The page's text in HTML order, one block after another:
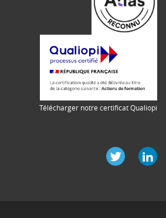
Télécharger notre certificat Qualiopi